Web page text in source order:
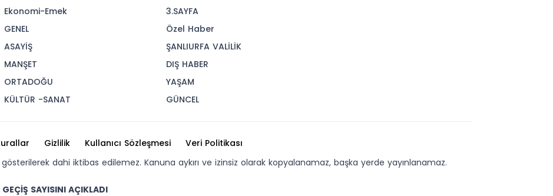
Ekonomi-Emek
GENEL
ASAYİŞ
MANŞET
ORTADOĞU
KÜLTÜR -SANAT
3.SAYFA
Özel Haber
ŞANLIURFA VALİLİK
DIŞ HABER
YAŞAM
GÜNCEL
Gizlilik Kullanıcı Sözleşmesi
Veri Politikası
dahi iktibas edilemez. Kanuna aykırı ve izinsiz olarak kopyalanamaz, başka yerde yayınlanamaz.
SAYISINI AÇIKLADI